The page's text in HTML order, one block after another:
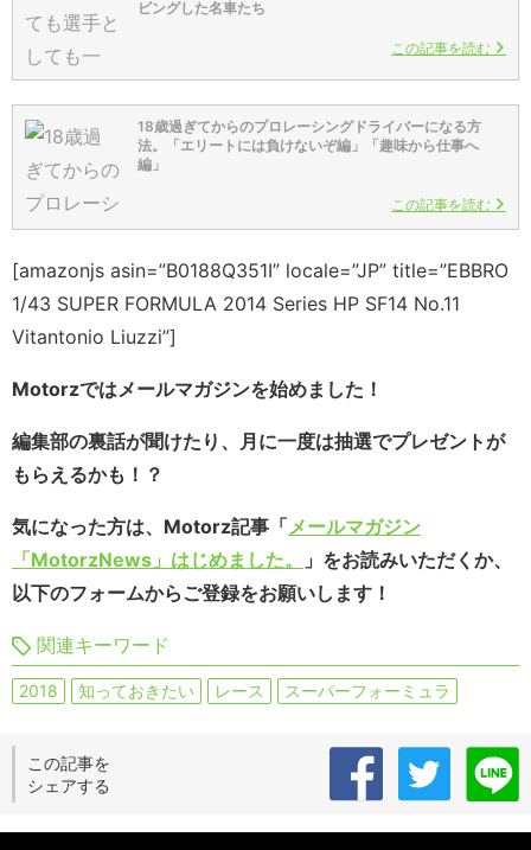
ビングした名車たち
この記事を読む
18歳過ぎてからのプロレーシングドライバーになる方
法。「エリートには負けないぞ編」「趣味から仕事へ
編」
この記事を読む
[amazonjs asin=”B0188Q351I” locale=”JP” title=”EBBRO
1/43 SUPER FORMULA 2014 Series HP SF14 No.11
Vitantonio Liuzzi”]
Motorzではメールマガジンを始めました！
編集部の裏話が聞けたり、月に一度は抽選でプレゼントが
もらえるかも！？
気になった方は、Motorz記事「メールマガジン
「MotorzNews」はじめました。
」をお読みいただくか、
以下のフォームからご登録をお願いします！
関連キーワード
2018 知っておきたい レース スーパーフォーミュラ
この記事を
シェアする